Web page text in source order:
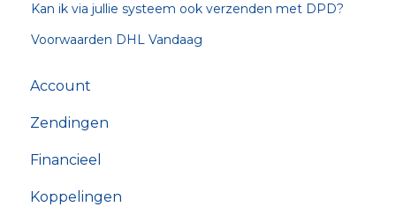
Kan ik via jullie systeem ook verzenden met DPD?
Voorwaarden DHL Vandaag
Account
Zendingen
Financieel
Koppelingen